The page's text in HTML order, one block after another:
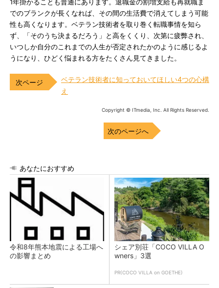
1年掛かることも普通にあります。退職金の割増支給も再就職ま
でのブランクが長くなれば、その間の生活費で消えてしまう可能
性も高くなります。ベテラン技術者を取り巻く転職事情を知ら
ず、「そのうち決まるだろう」と高をくくり、次第に疲弊され、
いつしか自分のこれまでの人生が否定されたかのように感じるよ
うになり、ひどく悩まれる方をたくさん見てきました。
ベテラン技術者に知っておいてほしい4つの心構
え
Copyright © ITmedia, Inc. All Rights Reserved.
次のページへ
あなたにおすすめ
令和8年熊本地震による工場へ
の影響まとめ
シェア別荘「COCO VILLA O
wners」3選
PR(COCO VILLA on GOETHE)